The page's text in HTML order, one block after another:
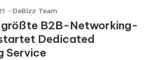
DeBizz Team
größte B2B-Networking-
Dedicated
Service